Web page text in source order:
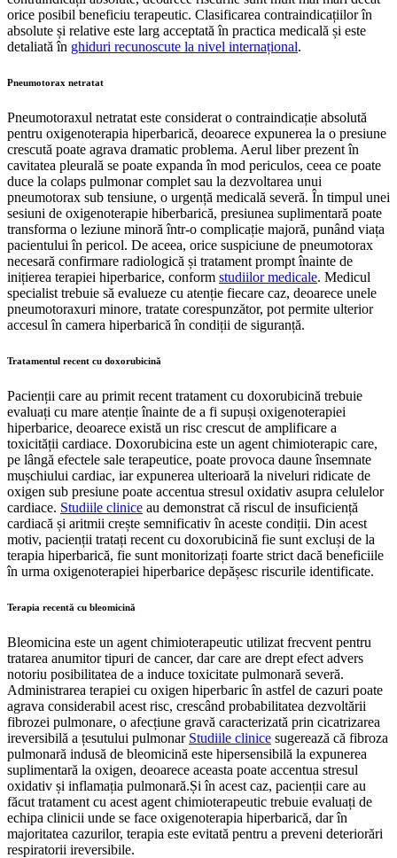
orice posibil beneficiu terapeutic. Clasificarea contraindicațiilor în
absolute și relative este larg acceptată în practica medicală și este
detaliată în ghiduri recunoscute la nivel internațional.
Pneumotorax netratat
Pneumotoraxul netratat este considerat o contraindicație absolută
pentru oxigenoterapia hiperbarică, deoarece expunerea la o presiune
crescută poate agrava dramatic problema. Aerul liber prezent în
cavitatea pleurală se poate expanda în mod periculos, ceea ce poate
duce la colaps pulmonar complet sau la dezvoltarea unui
pneumotorax sub tensiune, o urgență medicală severă. În timpul unei
sesiuni de oxigenoterapie hiberbarică, presiunea suplimentară poate
transforma o leziune minoră într-o complicație majoră, punând viața
pacientului în pericol. De aceea, orice suspiciune de pneumotorax
necesară confirmare radiologică și tratament prompt înainte de
inițierea terapiei hiperbarice, conform studiilor medicale. Medicul
specialist trebuie să evalueze cu atenție fiecare caz, deoarece unele
pneumotoraxuri minore, tratate corespunzător, pot permite ulterior
accesul în camera hiperbarică în condiții de siguranță.
Tratamentul recent cu doxorubicină
Pacienții care au primit recent tratament cu doxorubicină trebuie
evaluați cu mare atenție înainte de a fi supuși oxigenoterapiei
hiperbarice, deoarece există un risc crescut de amplificare a
toxicității cardiace. Doxorubicina este un agent chimioterapic care,
pe lângă efectele sale terapeutice, poate provoca daune însemnate
mușchiului cardiac, iar expunerea ulterioară la niveluri ridicate de
oxigen sub presiune poate accentua stresul oxidativ asupra celulelor
cardiace. Studiile clinice au demonstrat că riscul de insuficiență
cardiacă și aritmii crește semnificativ în aceste condiții. Din acest
motiv, pacienții tratați recent cu doxorubicină fie sunt excluși de la
terapia hiperbarică, fie sunt monitorizați foarte strict dacă beneficiile
în urma oxigenoterapiei hiperbarice depășesc riscurile identificate.
Terapia recentă cu bleomicină
Bleomicina este un agent chimioterapeutic utilizat frecvent pentru
tratarea anumitor tipuri de cancer, dar care are drept efect advers
notoriu posibilitatea de a induce toxicitate pulmonară severă.
Administrarea terapiei cu oxigen hiperbaric în astfel de cazuri poate
agrava considerabil acest risc, crescând probabilitatea dezvoltării
fibrozei pulmonare, o afecțiune gravă caracterizată prin cicatrizarea
ireversibilă a țesutului pulmonar Studiile clinice sugerează că fibroza
pulmonară indusă de bleomicină este hipersensibilă la expunerea
suplimentară la oxigen, deoarece aceasta poate accentua stresul
oxidativ și inflamația pulmonară.Și în acest caz, pacienții care au
făcut tratament cu acest agent chimioterapeutic trebuie evaluați de
echipa clinicii unde se face oxigenoterapia hiperbarică, dar în
majoritatea cazurilor, terapia este evitată pentru a preveni deteriorări
respiratorii ireversibile.